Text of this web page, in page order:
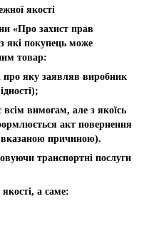
якості
«Про захист прав
які покупець може
товар:
про яку заявляв виробник
вимогам, але з якоїсь
акт повернення
вказаною причиною).
транспортні послуги
а саме: